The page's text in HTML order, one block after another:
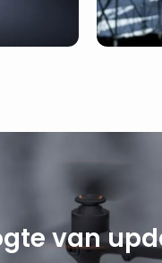
van